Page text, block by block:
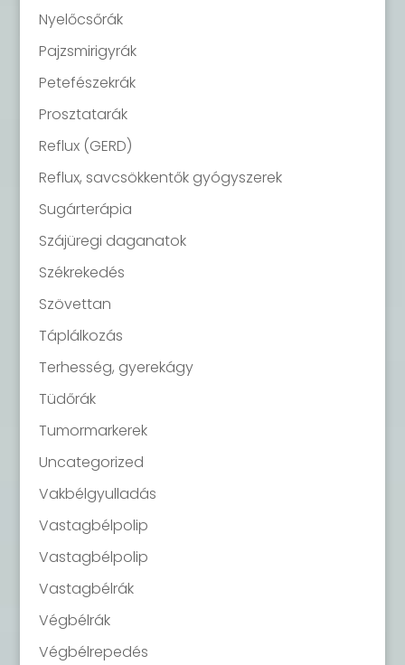
Nyelőcsőrák
Pajzsmirigyrák
Petefészekrák
Prosztatarák
Reflux (GERD)
Reflux, savcsökkentők gyógyszerek
Sugárterápia
Szájüregi daganatok
Székrekedés
Szövettan
Táplálkozás
Terhesség, gyerekágy
Tüdőrák
Tumormarkerek
Uncategorized
Vakbélgyulladás
Vastagbélpolip
Vastagbélpolip
Vastagbélrák
Végbélrák
Végbélrepedés